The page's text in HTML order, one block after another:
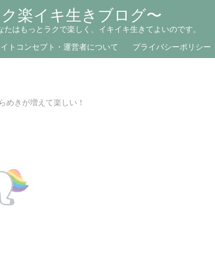
楽イキ生きブログ〜
はもっとラクで楽しく、イキイキ生きてよいのです。
トコンセプト・運営者について プライバシーポリシー
めきが増えて楽しい！